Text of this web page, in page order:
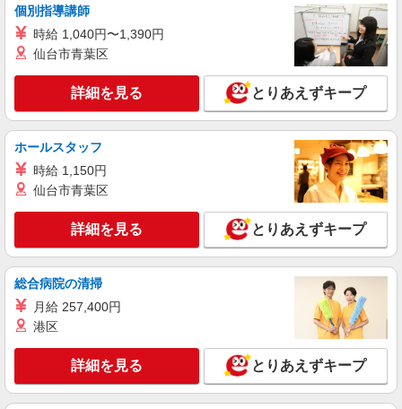
遇改善手当：35,920円 夜勤手当：30,000円（5回
分） ※6回目以降は1回6,000円支給 ▼下記別途支
給 通勤手当 年末年始手当：380円/時 寸志あり：
年2回（6月・12月） ※業績による 特別報酬：平
均34.1万円（最高額135万円） ※2025年6月支給実
績 ※処遇改善手当は試用期間中(3ヶ月)は支給なし
埼玉県さいたま市見沼区東大宮4-40-2
詳細を見る
パート
大宮見沼ケアセンターそよ風：RO42885
NEW
ショートステイ 介護スタッフ
月） ※業績による ※処遇改善手当は試用期間中(3
ヶ月)は支給なし
埼玉県さいたま市見沼区南中丸318-1
キープ 詳細を見る
契約社員
大宮東ケアパークそよ風：RO14964
NEW
【月給】265,920円〜295,920円 ▼給与詳細 処
遇改善手当：35,920円 夜勤手当：30,000円（5回
分） ※6回目以降は1回6,000円支給 ▼下記別途支
給 通勤手当 年末年始手当：380円/時 寸志あり：
埼玉県さいたま市見沼区大字南中野1117-3
個別指導講師
時給 1,040円〜1,390円
仙台市青葉区
詳細を見る とりあえずキープ
ホールスタッフ
時給 1,150円
仙台市青葉区
詳細を見る とりあえずキープ
総合病院の清掃
月給 257,400円
港区
詳細を見る とりあえずキープ